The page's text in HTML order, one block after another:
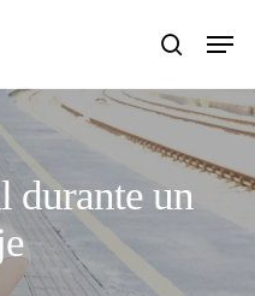
search
Menu
durante un